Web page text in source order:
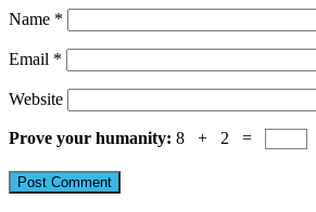
Name *
Email *
Website
Prove your humanity: 8 + 2 =